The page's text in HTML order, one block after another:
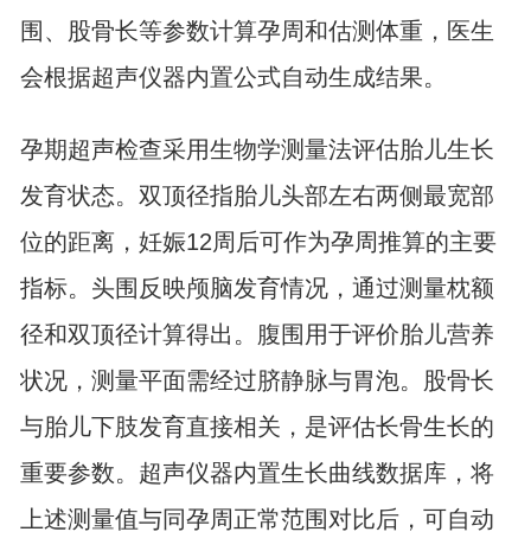
围、股骨长等参数计算孕周和估测体重，医生
会根据超声仪器内置公式自动生成结果。
孕期超声检查采用生物学测量法评估胎儿生长
发育状态。双顶径指胎儿头部左右两侧最宽部
位的距离，妊娠12周后可作为孕周推算的主要
指标。头围反映颅脑发育情况，通过测量枕额
径和双顶径计算得出。腹围用于评价胎儿营养
状况，测量平面需经过脐静脉与胃泡。股骨长
与胎儿下肢发育直接相关，是评估长骨生长的
重要参数。超声仪器内置生长曲线数据库，将
上述测量值与同孕周正常范围对比后，可自动